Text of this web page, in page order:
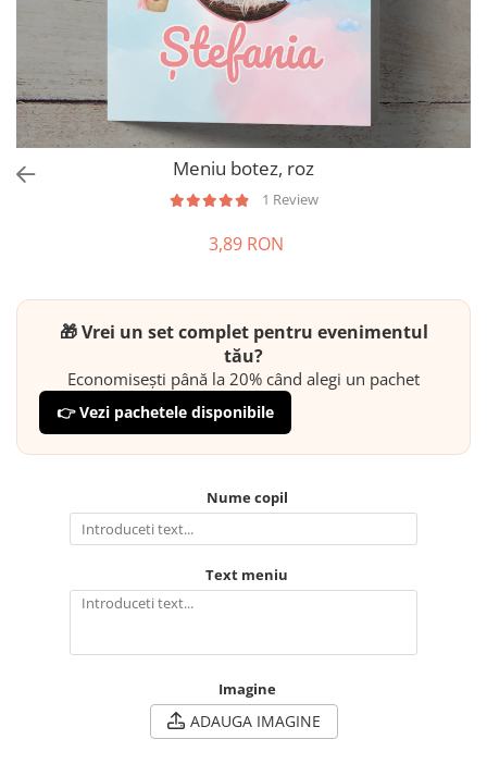
Meniu botez, roz
1 Review
3,89 RON
🎁 Vrei un set complet pentru evenimentul
tău?
Economisești până la 20% când alegi un pachet
👉 Vezi pachetele disponibile
Nume copil
Text meniu
Imagine
ADAUGA IMAGINE